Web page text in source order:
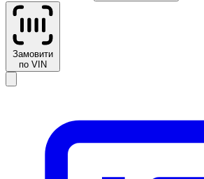
Замовити
по VIN